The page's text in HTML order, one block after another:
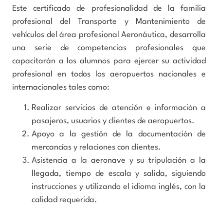
Este certificado de profesionalidad de la familia
profesional del Transporte y Mantenimiento de
vehículos del área profesional Aeronáutica, desarrolla
una serie de competencias profesionales que
capacitarán a los alumnos para ejercer su actividad
profesional en todos los aeropuertos nacionales e
internacionales tales como:
Realizar servicios de atención e información a
pasajeros, usuarios y clientes de aeropuertos.
Apoyo a la gestión de la documentación de
mercancías y relaciones con clientes.
Asistencia a la aeronave y su tripulación a la
llegada, tiempo de escala y salida, siguiendo
instrucciones y utilizando el idioma inglés, con la
calidad requerida.